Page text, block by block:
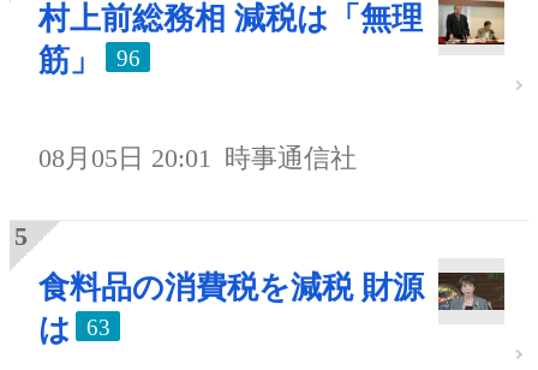
村上前総務相 減税は「無理
筋」
96
08月05日 20:01 時事通信社
食料品の消費税を減税 財源
は
63